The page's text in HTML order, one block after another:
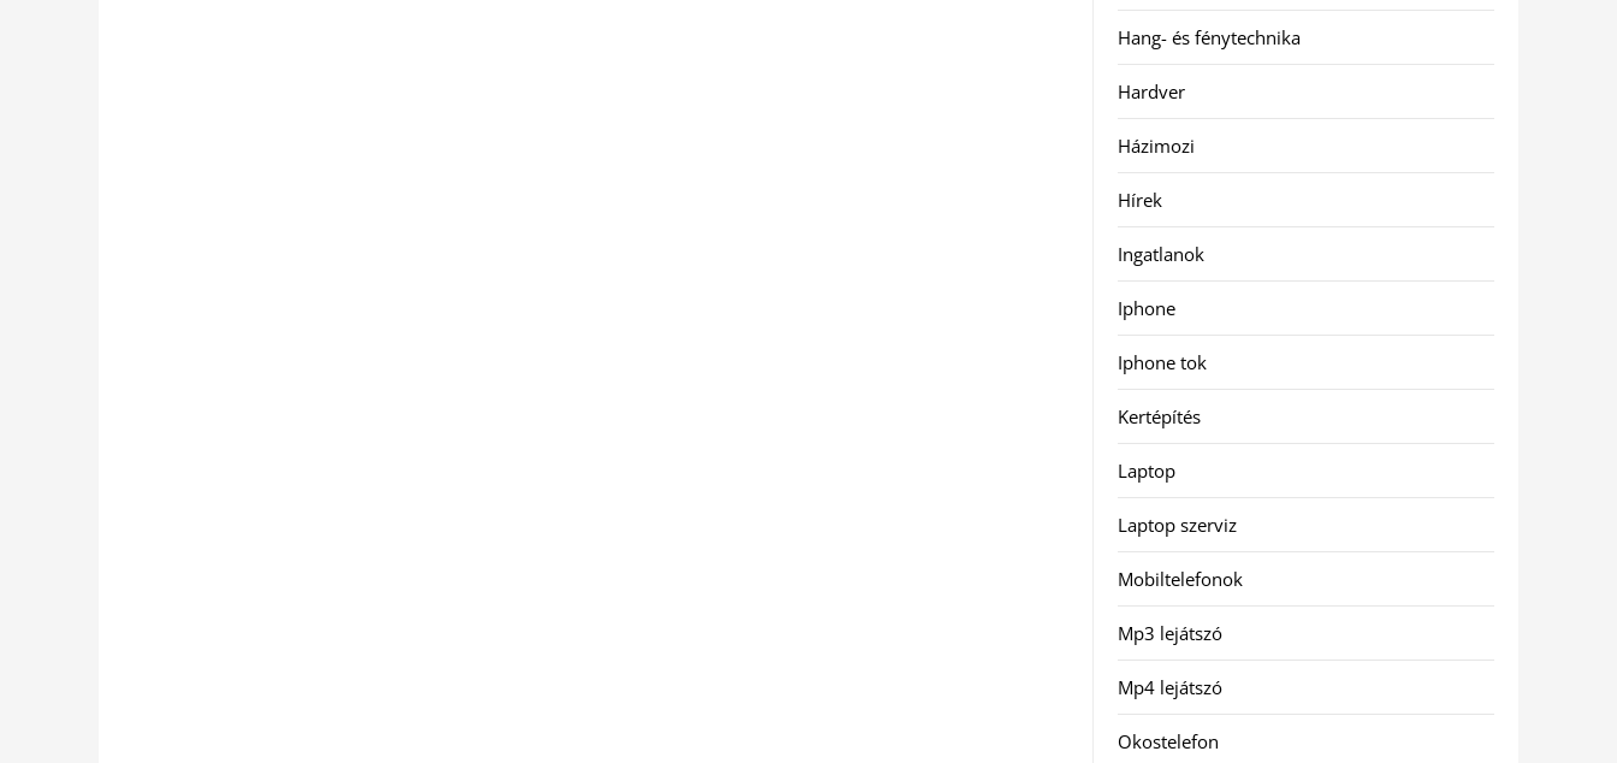
Hang- és fénytechnika
Hardver
Házimozi
Hírek
Ingatlanok
Iphone
Iphone tok
Kertépítés
Laptop
Laptop szerviz
Mobiltelefonok
Mp3 lejátszó
Mp4 lejátszó
Okostelefon